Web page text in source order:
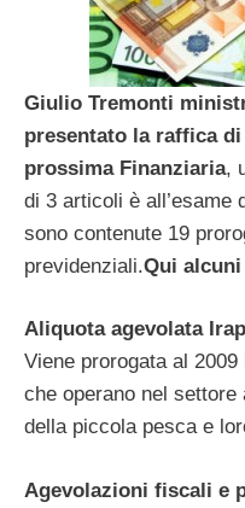
Giulio Tremonti
presentato la raffica
prossima Finanziaria,
di 3 articoli è all’esame
sono contenute 19
previdenziali.Qui
Aliquota agevolata
Viene prorogata al 2009
che operano nel
della piccola pesca e
Agevolazioni fiscali e